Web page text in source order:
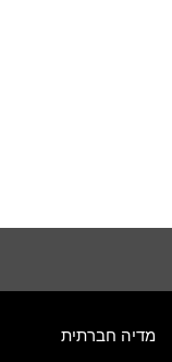
מדיה חברתית